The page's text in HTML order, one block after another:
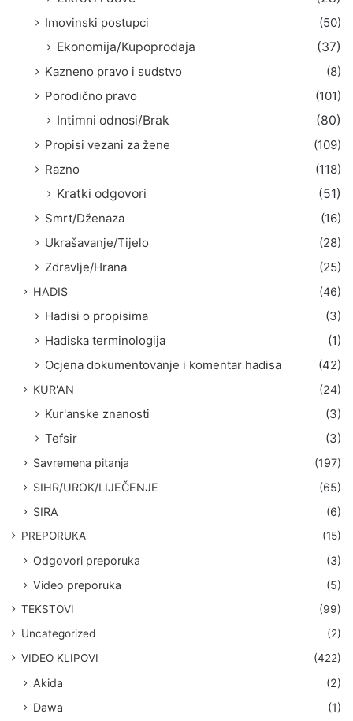
Imovinski postupci
(50)
Ekonomija/Kupoprodaja
(37)
Kazneno pravo i sudstvo
(8)
Porodično pravo
(101)
Intimni odnosi/Brak
(80)
Propisi vezani za žene
(109)
Razno
(118)
Kratki odgovori
(51)
Smrt/Dženaza
(16)
Ukrašavanje/Tijelo
(28)
Zdravlje/Hrana
(25)
HADIS (46)
Hadisi o propisima
(3)
Hadiska terminologija
(1)
Ocjena dokumentovanje i komentar hadisa
(42)
KUR'AN (24)
Kur'anske znanosti
(3)
Tefsir
(3)
Savremena pitanja
(197)
SIHR/UROK/LIJEČENJE
(65)
SIRA
(6)
PREPORUKA (15)
Odgovori preporuka
(3)
Video preporuka
(5)
TEKSTOVI
(99)
Uncategorized
(2)
VIDEO KLIPOVI
(422)
Akida
(2)
Dawa
(1)